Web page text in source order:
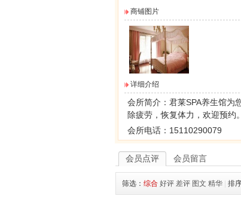
商铺图片
详细介绍
会所简介： 君莱SPA养生馆为
除疲劳，恢复体力，欢迎预约。
会所电话：15110290079
会员点评 会员留言
筛选： 综合 好评 差评 图文 精华 排